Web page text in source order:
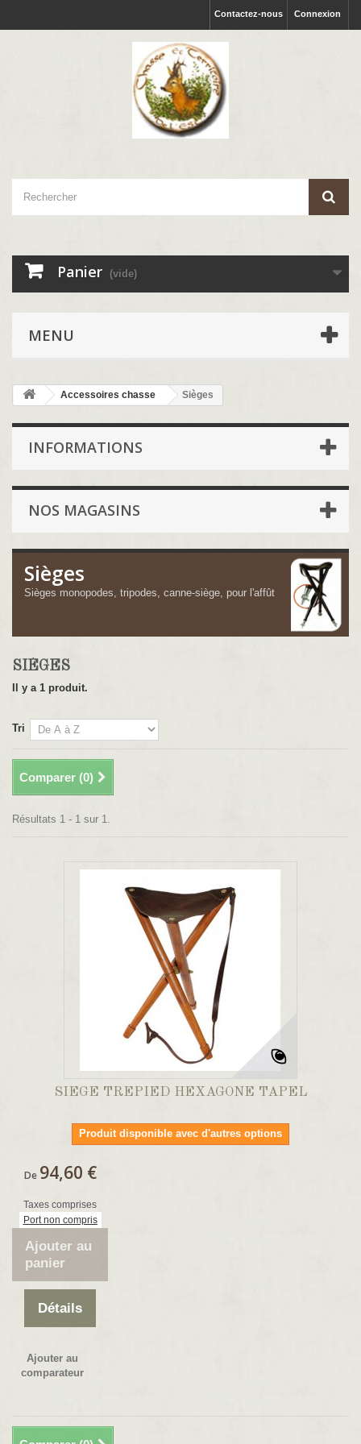
Connexion
Contactez-nous
Panier (vide)
MENU
Accessoires chasse Sièges
INFORMATIONS
NOS MAGASINS
Sièges
Sièges monopodes, tripodes, canne-siège, pour l'affût
SIÈGES
Il y a 1 produit.
Tri
Comparer (0)
Résultats 1 - 1 sur 1.
SIEGE TREPIED HEXAGONE TAPEL
Produit disponible avec d'autres options
De 94,60 €
Taxes comprises
Port non compris
Ajouter au
panier
Détails
Ajouter au
comparateur